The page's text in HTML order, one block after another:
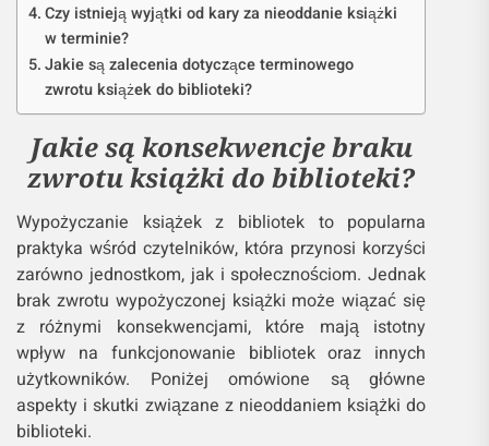
Czy istnieją wyjątki od kary za nieoddanie książki
w terminie?
Jakie są zalecenia dotyczące terminowego
zwrotu książek do biblioteki?
Jakie są konsekwencje braku
zwrotu książki do biblioteki?
Wypożyczanie książek z bibliotek to popularna
praktyka wśród czytelników, która przynosi korzyści
zarówno jednostkom, jak i społecznościom. Jednak
brak zwrotu wypożyczonej książki może wiązać się
z różnymi konsekwencjami, które mają istotny
wpływ na funkcjonowanie bibliotek oraz innych
użytkowników. Poniżej omówione są główne
aspekty i skutki związane z nieoddaniem książki do
biblioteki.